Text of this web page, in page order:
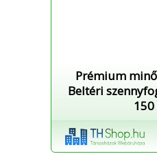
Prémium
Beltéri